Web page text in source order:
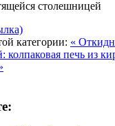
категории: «
колпаковая печь из